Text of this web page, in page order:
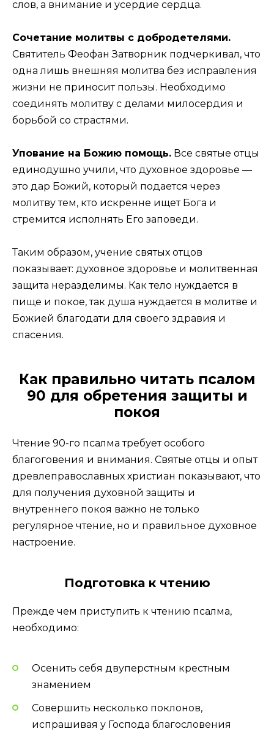
слов, а внимание и усердие сердца.
Сочетание молитвы с добродетелями.
Святитель Феофан Затворник подчеркивал, что
одна лишь внешняя молитва без исправления
жизни не приносит пользы. Необходимо
соединять молитву с делами милосердия и
борьбой со страстями.
Упование на Божию помощь. Все святые отцы
единодушно учили, что духовное здоровье —
это дар Божий, который подается через
молитву тем, кто искренне ищет Бога и
стремится исполнять Его заповеди.
Таким образом, учение святых отцов
показывает: духовное здоровье и молитвенная
защита неразделимы. Как тело нуждается в
пище и покое, так душа нуждается в молитве и
Божией благодати для своего здравия и
спасения.
Как правильно читать псалом
90 для обретения защиты и
покоя
Чтение 90-го псалма требует особого
благоговения и внимания. Святые отцы и опыт
древлеправославных христиан показывают, что
для получения духовной защиты и
внутреннего покоя важно не только
регулярное чтение, но и правильное духовное
настроение.
Подготовка к чтению
Прежде чем приступить к чтению псалма,
необходимо:
Осенить себя двуперстным крестным
знамением
Совершить несколько поклонов,
испрашивая у Господа благословения